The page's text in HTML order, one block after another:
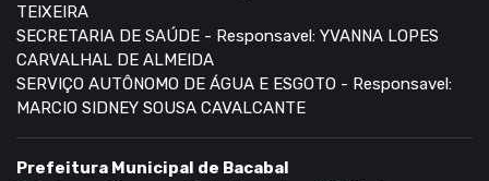
TEIXEIRA
SECRETARIA DE SAÚDE - Responsavel: YVANNA LOPES
CARVALHAL DE ALMEIDA
SERVIÇO AUTÔNOMO DE ÁGUA E ESGOTO - Responsavel:
MARCIO SIDNEY SOUSA CAVALCANTE
Prefeitura Municipal de Bacabal